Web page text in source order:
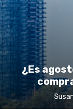
¿Es